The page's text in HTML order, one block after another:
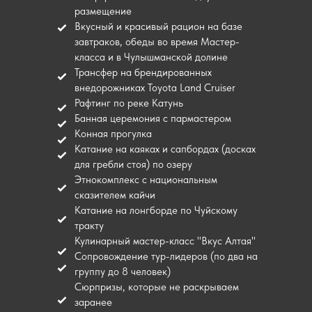
размещение
Вкусный и красивый рацион на базе
завтраков, обеды во время Мастер-
класса и в Чулышманской долине
Трансфер на брендированных
внедорожниках Toyota Land Cruiser
Рафтинг по реке Катунь
Банная церемония с пармастером
Конная прогулка
Катание на каяках и сапбордах (досках
для гребли стоя) по озеру
Этнокомплекс с национальным
сказителем кайчи
Катание на лонгборде по Чуйскому
тракту
Кулинарный мастер-класс "Вкус Алтая"
Сопровождение тур-лидеров (по два на
группу до 8 человек)
Сюрпризы, которые не раскрываем
заранее
8 человек сентябрь-октябрь
Кыргызстан. Ледник
Для тех, кто хочет познакомиться со страной гор,
каньонов и ущелий, озёр, термальных источников и
ледников, ни на минуту не жертвуя комфортом. И для
искушённых путешественников, которые ищут редкий
опыт с максимумом сервиса даже вдали от
Оставить заявку